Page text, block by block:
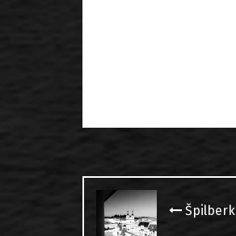
Post
navigationŠpilberk